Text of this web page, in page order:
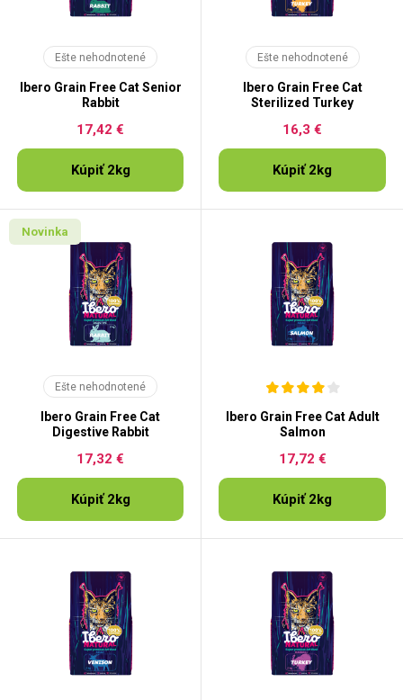
Ešte nehodnotené
Ibero Grain Free Cat Senior
Rabbit
17,42 €
Kúpiť 2kg
Ešte nehodnotené
Ibero Grain Free Cat
Sterilized Turkey
16,3 €
Kúpiť 2kg
Novinka
Ešte nehodnotené
Ibero Grain Free Cat
Digestive Rabbit
17,32 €
Kúpiť 2kg
Ibero Grain Free Cat Adult
Salmon
17,72 €
Kúpiť 2kg